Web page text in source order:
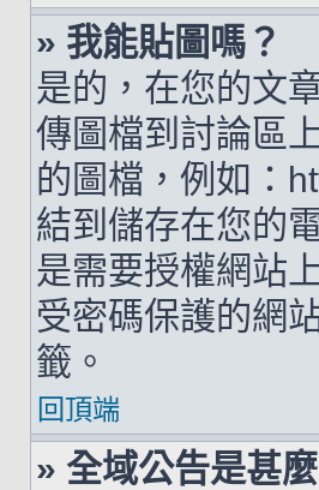
» 我能貼圖嗎？
是的，在您的文
傳圖檔到討論區
的圖檔，例如：
結到儲存在您的
是需要授權網站
受密碼保護的網
籤。
回頂端
» 全域公告是甚